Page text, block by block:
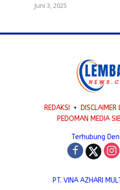
Juni 3, 2025
REDAKSI
PEDOMAN MEDIA
Terhubung
PT. VINA AZHARI